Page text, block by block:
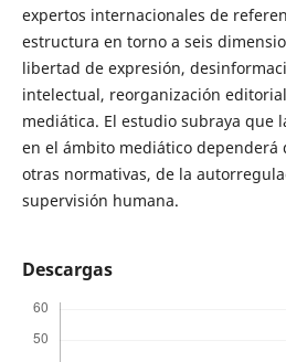
expertos internacionales de
estructura en torno a seis
libertad de expresión,
intelectual, reorganización
mediática. El estudio subraya que
en el ámbito mediático dependerá
otras normativas, de la
supervisión humana.
Descargas